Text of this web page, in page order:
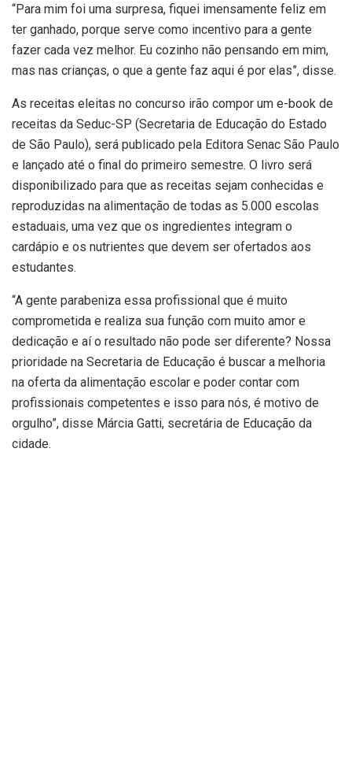
“Para mim foi uma surpresa, fiquei imensamente feliz em
ter ganhado, porque serve como incentivo para a gente
fazer cada vez melhor. Eu cozinho não pensando em mim,
mas nas crianças, o que a gente faz aqui é por elas”, disse.
As receitas eleitas no concurso irão compor um e-book de
receitas da Seduc-SP (Secretaria de Educação do Estado
de São Paulo), será publicado pela Editora Senac São Paulo
e lançado até o final do primeiro semestre. O livro será
disponibilizado para que as receitas sejam conhecidas e
reproduzidas na alimentação de todas as 5.000 escolas
estaduais, uma vez que os ingredientes integram o
cardápio e os nutrientes que devem ser ofertados aos
estudantes.
“A gente parabeniza essa profissional que é muito
comprometida e realiza sua função com muito amor e
dedicação e aí o resultado não pode ser diferente? Nossa
prioridade na Secretaria de Educação é buscar a melhoria
na oferta da alimentação escolar e poder contar com
profissionais competentes e isso para nós, é motivo de
orgulho”, disse Márcia Gatti, secretária de Educação da
cidade.